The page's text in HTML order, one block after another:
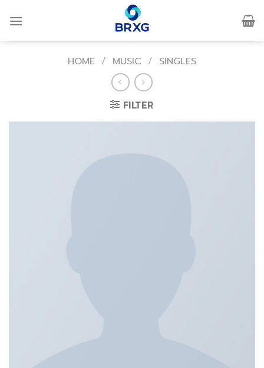
HOME / MUSIC / SINGLES
FILTER